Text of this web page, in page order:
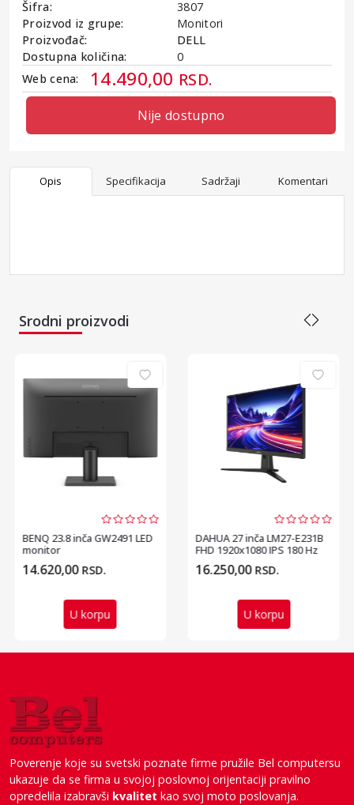
Šifra:
3807
Proizvod iz grupe:
Monitori
Proizvođač:
DELL
Dostupna količina:
0
Web cena:
14.490,00 RSD.
Nije dostupno
Opis Specifikacija Sadržaji Komentari
Srodni proizvodi
BENQ 23.8 inča GW2491 LED
monitor
14.620,00 RSD.
U korpu
DAHUA 27 inča LM27-E231B
FHD 1920x1080 IPS 180 Hz
gaming monitor
16.250,00 RSD.
U korpu
Poverenje koje su svetski poznate firme pružile Bel computersu
ukazuje da se firma u svojoj poslovnoj orijentaciji pravilno
opredelila izabravši kvalitet kao svoj moto poslovanja.